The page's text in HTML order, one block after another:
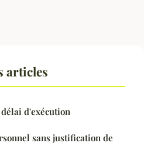
articles
d'exécution
sans justification de